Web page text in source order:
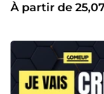
À partir de